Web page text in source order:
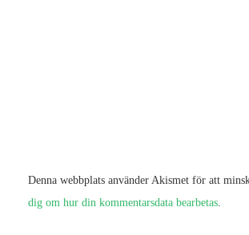
Denna webbplats använder Akismet för att
dig om hur din kommentarsdata bearbetas.